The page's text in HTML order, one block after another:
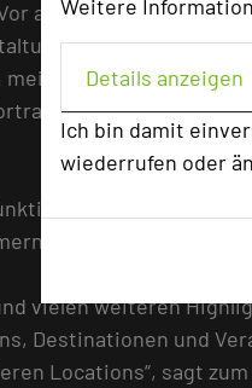
Weitere
Details anzeigen
Ich bin damit
wiederrufen oder
allem die Generation
Dass sich
Doreen Biskup.
diesem Thema –
kann, zeigt
vier Fragen und
vielen weiteren
Destinationen und
Locations“, sagt